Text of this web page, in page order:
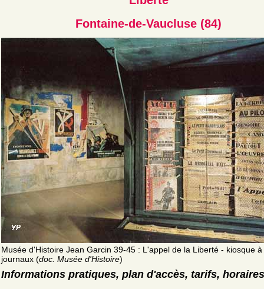
Fontaine-de-Vaucluse (84)
Musée d'Histoire Jean Garcin 39-45 : L'appel de la Liberté - kiosque à
journaux (doc. Musée d'Histoire)
Informations pratiques, plan d'accès, tarifs, horaires